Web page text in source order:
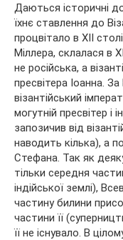
Даються історичні
їхнє ставлення до
процвітало в XII
Міллера, склалася в
не російська, а
пресвітера Іоанна.
візантійський
могутній пресвітер і
запозичив від
наводить кілька), а
Стефана. Так як
тільки середня
індійської землі),
частину билини
частини її
її не існувало. В